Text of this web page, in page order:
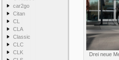
car2go
Citan
CL
CLA
Classic
CLC
CLK
Drei neue